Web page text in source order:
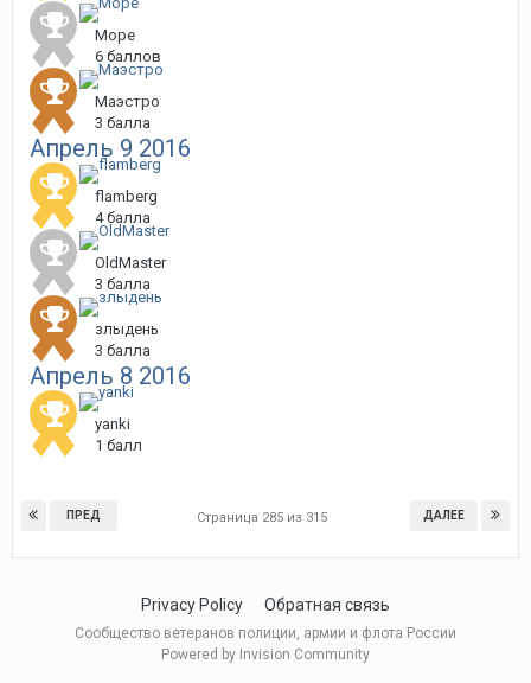
Море
6 баллов
Маэстро
3 балла
Апрель 9 2016
flamberg
4 балла
OldMaster
3 балла
злыдень
3 балла
Апрель 8 2016
yanki
1 балл
ПРЕД ДАЛЕЕ
Страница 285 из 315
Privacy Policy Обратная связь
Сообщество ветеранов полиции, армии и флота России
Powered by Invision Community